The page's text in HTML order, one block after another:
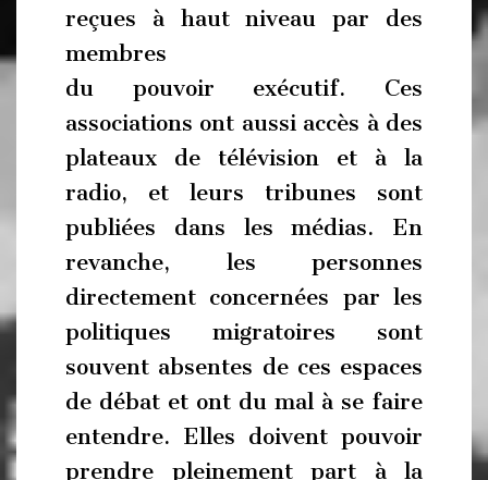
reçues à haut niveau par des
membres
du pouvoir exécutif. Ces
associations ont aussi accès à des
plateaux de télévision et à la
radio, et leurs tribunes sont
publiées dans les médias. En
revanche, les personnes
directement concernées par les
politiques migratoires sont
souvent absentes de ces espaces
de débat et ont du mal à se faire
entendre. Elles doivent pouvoir
prendre pleinement part à la